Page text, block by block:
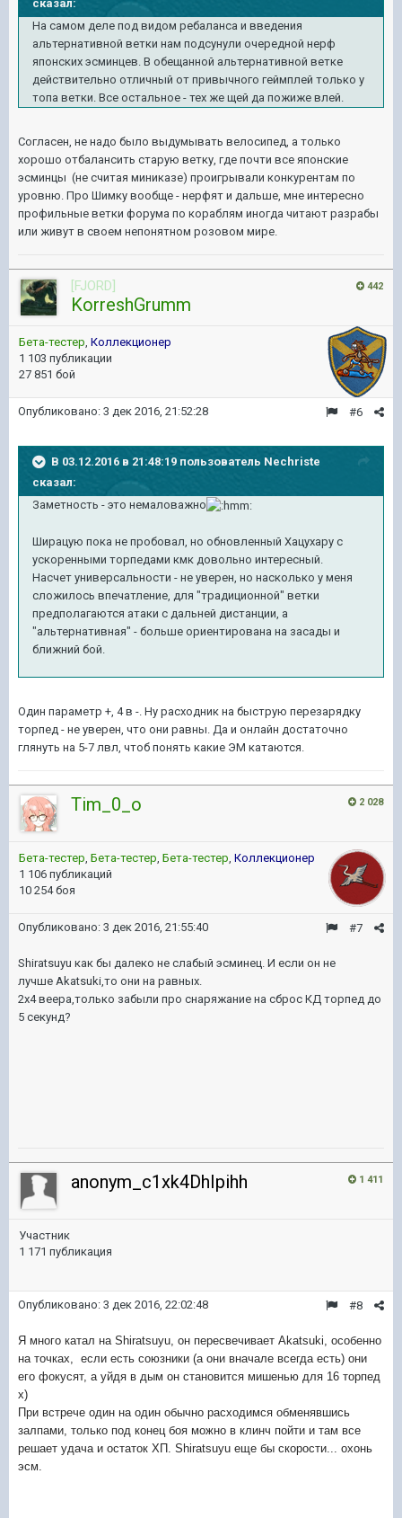
сказал:
На самом деле под видом ребаланса и введения
альтернативной ветки нам подсунули очередной нерф
японских эсминцев. В обещанной альтернативной ветке
действительно отличный от привычного геймплей только у
топа ветки. Все остальное - тех же щей да пожиже влей.
Согласен, не надо было выдумывать велосипед, а только
хорошо отбалансить старую ветку, где почти все японские
эсминцы (не считая миниказе) проигрывали конкурентам по
уровню. Про Шимку вообще - нерфят и дальше, мне интересно
профильные ветки форума по кораблям иногда читают разрабы
или живут в своем непонятном розовом мире.
442
[FJORD]
KorreshGrumm
Бета-тестер, Коллекционер
1 103 публикации
27 851 бой
#6
Опубликовано: 3 дек 2016, 21:52:28
В 03.12.2016 в 21:48:19 пользователь Nechriste
сказал:
Заметность - это немаловажно
Ширацую пока не пробовал, но обновленный Хацухару с
ускоренными торпедами кмк довольно интересный.
Насчет универсальности - не уверен, но насколько у меня
сложилось впечатление, для "традиционной" ветки
предполагаются атаки с дальней дистанции, а
"альтернативная" - больше ориентирована на засады и
ближний бой.
Один параметр +, 4 в -. Ну расходник на быструю перезарядку
торпед - не уверен, что они равны. Да и онлайн достаточно
глянуть на 5-7 лвл, чтоб понять какие ЭМ катаются.
2 028
Tim_0_o
Бета-тестер, Бета-тестер, Бета-тестер, Коллекционер
1 106 публикаций
10 254 боя
#7
Опубликовано: 3 дек 2016, 21:55:40
Shiratsuyu как бы далеко не слабый эсминец. И если он не
лучше Akatsuki,то они на равных.
2х4 веера,только забыли про снаряжание на сброс КД торпед до
5 секунд?
1 411
anonym_c1xk4DhIpihh
Участник
1 171 публикация
#8
Опубликовано: 3 дек 2016, 22:02:48
Я много катал на Shiratsuyu, он пересвечивает Akatsuki, особенно
на точках, если есть союзники (а они вначале всегда есть) они
его фокусят, а уйдя в дым он становится мишенью для 16 торпед
х)
При встрече один на один обычно расходимся обменявшись
залпами, только под конец боя можно в клинч пойти и там все
решает удача и остаток ХП. Shiratsuyu еще бы скорости... охонь
эсм.